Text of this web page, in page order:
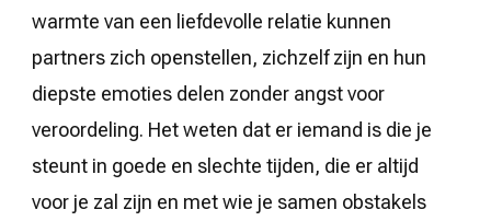
warmte van een liefdevolle relatie kunnen
partners zich openstellen, zichzelf zijn en hun
diepste emoties delen zonder angst voor
veroordeling. Het weten dat er iemand is die je
steunt in goede en slechte tijden, die er altijd
voor je zal zijn en met wie je samen obstakels